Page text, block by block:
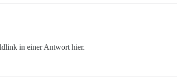
in einer Antwort hier.